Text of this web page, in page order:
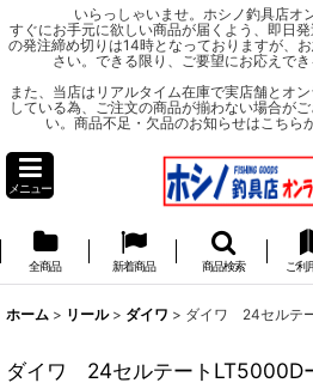
いらっしゃいませ。ホシノ釣具店オ
すぐにお手元に欲しい商品が届くよう、即日
の発注締め切りは14時となっておりますが、
さい。できる限り、ご要望にお応えでき
また、当店はリアルタイム在庫で実店舗とオ
している為、ご注文の商品が揃わない場合が
い。商品不足・欠品のお知らせはこちら
メニュー
全商品 新着商品 商品検索 ご利
ホーム > リール > ダイワ > ダイワ 24セルテ
ダイワ 24セルテートLT5000D